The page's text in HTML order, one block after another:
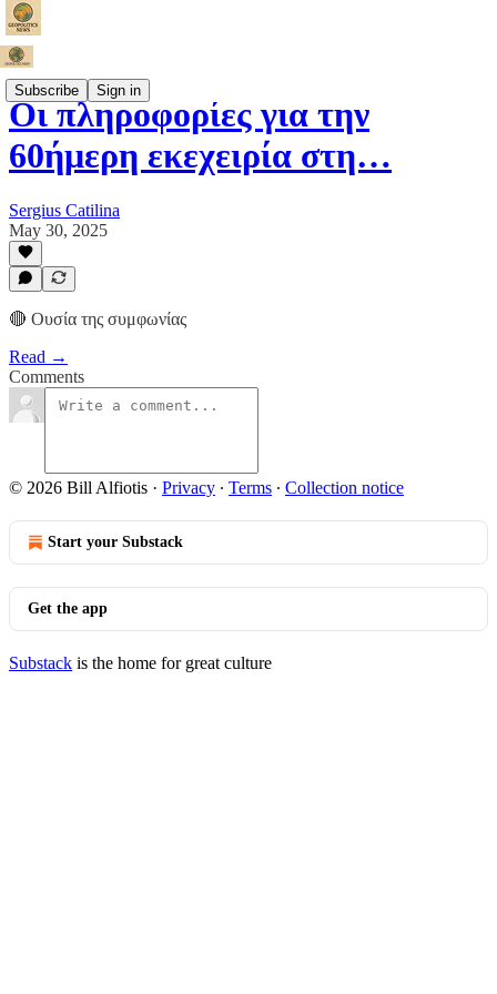
Subscribe Sign in
Οι πληροφορίες για την
60ήμερη εκεχειρία στη…
Sergius Catilina
May 30, 2025
🔴 Ουσία της συμφωνίας
Read →
Comments
© 2026 Bill Alfiotis · Privacy ∙ Terms ∙ Collection notice
Start your Substack
Get the app
Substack is the home for great culture